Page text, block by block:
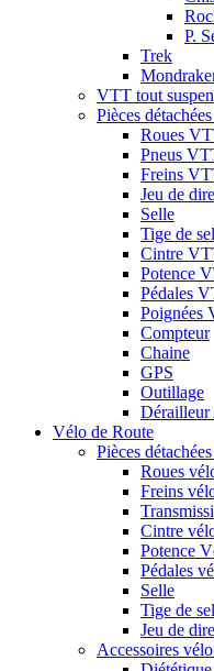
P.
Trek
VTT tout
Pièces
Roues
Pneus
Freins
Jeu de
Selle
Tige de
Cintre
Potence
Pédales
Poignées
Compteur
Chaine
GPS
Outillage
Dérailleur
Vélo de Route
Pièces
Roues
Freins
Cintre
Potence
Pédales
Selle
Tige de
Jeu de
Accessoires